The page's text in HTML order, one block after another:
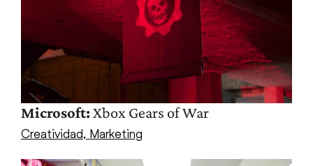
Microsoft:Xbox Gears of War
Creatividad, Marketing